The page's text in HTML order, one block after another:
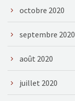
octobre 2020
septembre 2020
août 2020
juillet 2020